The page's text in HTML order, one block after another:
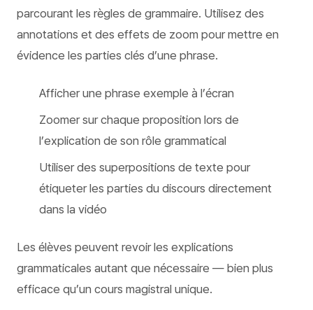
parcourant les règles de grammaire. Utilisez des
annotations et des effets de zoom pour mettre en
évidence les parties clés d’une phrase.
Afficher une phrase exemple à l’écran
Zoomer sur chaque proposition lors de
l’explication de son rôle grammatical
Utiliser des superpositions de texte pour
étiqueter les parties du discours directement
dans la vidéo
Les élèves peuvent revoir les explications
grammaticales autant que nécessaire — bien plus
efficace qu’un cours magistral unique.